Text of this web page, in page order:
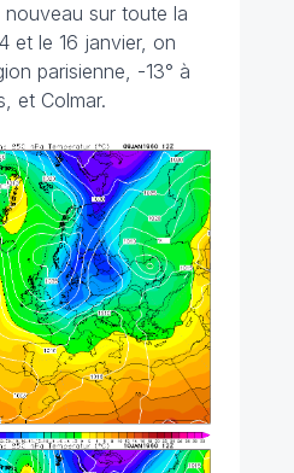
nouveau sur toute la
et le 16 janvier, on
parisienne, -13° à
et Colmar.